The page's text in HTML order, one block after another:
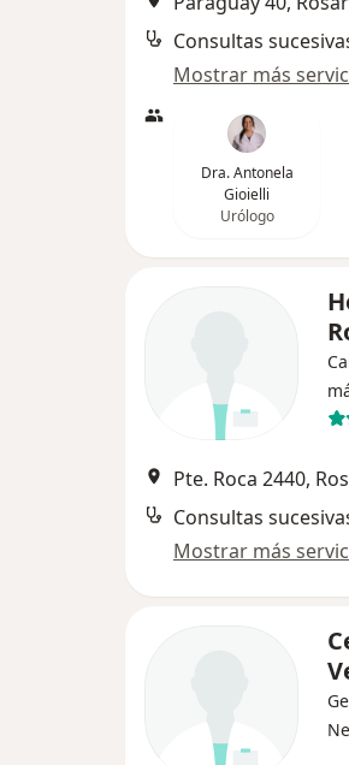
Consultas
Mostrar más
Dra. Antonela
Gioielli
Urólogo
Pte. Roca 2440,
Consultas
Mostrar más